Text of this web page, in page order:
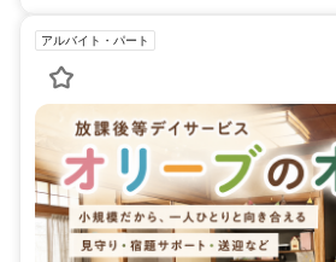
アルバイト・パート